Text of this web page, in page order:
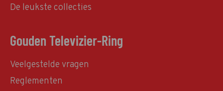
De leukste collecties
Gouden Televizier-Ring
Veelgestelde vragen
Reglementen